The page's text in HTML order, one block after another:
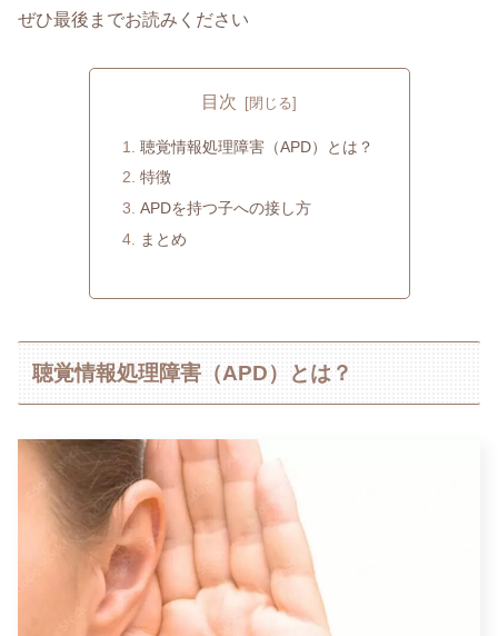
ぜひ最後までお読みください
目次
聴覚情報処理障害（APD）とは？
特徴
APDを持つ子への接し方
まとめ
聴覚情報処理障害（APD）とは？